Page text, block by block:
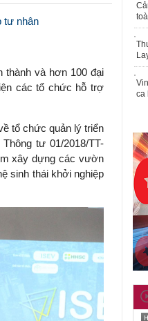
tư nhân
thành và hơn 100 đại
các tổ chức hỗ trợ
tổ chức quản lý triển
tư 01/2018/TT-
xây dựng các vườn
sinh thái khởi nghiệp
ca